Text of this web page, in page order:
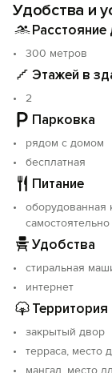
- Доступные
- Пляж в пешей
-Закрытая
- Интернет на
- Безопасность
- Удобные
Все номера
озелененной
отдыхающих
двухместные и
комнаты с
кухней и мини-
Обеспечены
матрасами;
- Комплект
- Кондиционер;
- Спутниковое
- Бесплатный
Удобства и
300 метров
Этажей в
2
Парковка
рядом с домом
бесплатная
Питание
оборудованная
самостоятельно
Удобства
стиральная
интернет
Территория
закрытый двор
терраса, место
мангал, место